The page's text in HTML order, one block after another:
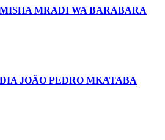
MRADI WA BARABARA
JOÃO PEDRO MKATABA